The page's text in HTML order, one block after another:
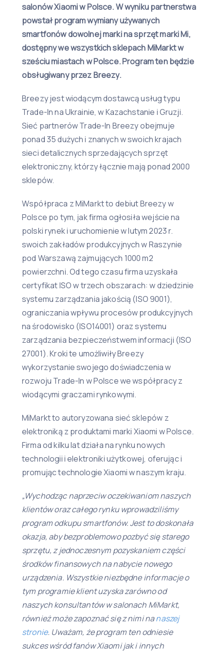
salonów Xiaomi w Polsce. W wyniku partnerstwa
powstał program wymiany używanych
smartfonów dowolnej marki na sprzęt marki Mi,
dostępny we wszystkich sklepach MiMarkt w
sześciu miastach w Polsce. Program ten będzie
obsługiwany przez Breezy.
Breezy jest wiodącym dostawcą usług typu
Trade-In na Ukrainie, w Kazachstanie i Gruzji.
Sieć partnerów Trade-In Breezy obejmuje
ponad 35 dużych i znanych w swoich krajach
sieci detalicznych sprzedających sprzęt
elektroniczny, którzy łącznie mają ponad 2000
sklepów.
Współpraca z MiMarkt to debiut Breezy w
Polsce po tym, jak firma ogłosiła wejście na
polski rynek i uruchomienie w lutym 2023 r.
swoich zakładów produkcyjnych w Raszynie
pod Warszawą zajmujących 1000 m2
powierzchni. Od tego czasu firma uzyskała
certyfikat ISO w trzech obszarach: w dziedzinie
systemu zarządzania jakością (ISO 9001),
ograniczania wpływu procesów produkcyjnych
na środowisko (ISO14001) oraz systemu
zarządzania bezpieczeństwem informacji (ISO
27001). Kroki te umożliwiły Breezy
wykorzystanie swojego doświadczenia w
rozwoju Trade-In w Polsce we współpracy z
wiodącymi graczami rynkowymi.
MiMarkt to autoryzowana sieć sklepów z
elektroniką z produktami marki Xiaomi w Polsce.
Firma od kilku lat działa na rynku nowych
technologii i elektroniki użytkowej, oferując i
promując technologie Xiaomi w naszym kraju.
„Wychodząc naprzeciw oczekiwaniom naszych
klientów oraz całego rynku wprowadziliśmy
program odkupu smartfonów. Jest to doskonała
okazja, aby bezproblemowo pozbyć się starego
sprzętu, z jednoczesnym pozyskaniem części
środków finansowych na nabycie nowego
urządzenia. Wszystkie niezbędne informacje o
tym programie klient uzyska zarówno od
naszych konsultantów w salonach MiMarkt,
również może zapoznać się z nimi nanaszej
stronie. Uważam, że program ten odniesie
sukces wśród fanów Xiaomi jak i innych